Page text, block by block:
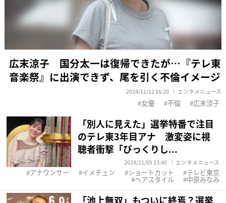
広末涼子 国分太一は復帰できたが…『テレ東
音楽祭』に出演できず、尾を引く不倫イメージ
2024/11/12 16:20 エンタメニュース
女優 不倫 広末涼子
「別人に見えた」選挙特番で注目
のテレ東3年目アナ 激変姿に視
聴者衝撃「びっくりし...
2024/11/05 13:40 エンタメニュース
アナウンサー イメチェン ショートカット テレビ東京
ヘアスタイル 中原みなみ
「池上無双」もついに終焉？選挙